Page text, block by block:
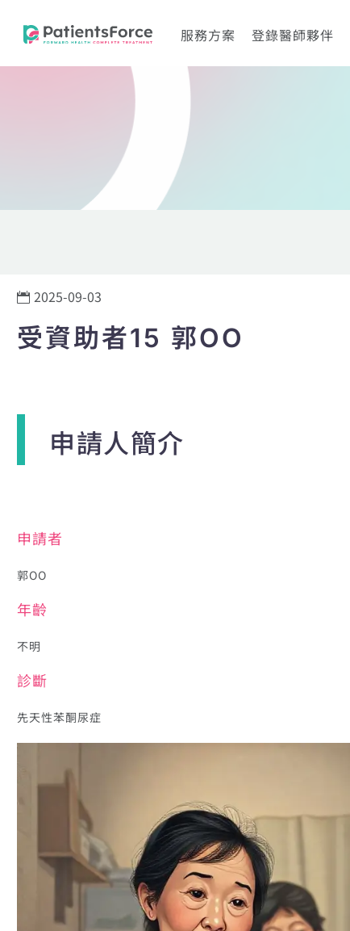
服務方案 登錄醫師夥伴
2025-09-03
受資助者15 郭OO
申請人簡介
申請者
郭OO
年齡
不明
診斷
先天性苯酮尿症